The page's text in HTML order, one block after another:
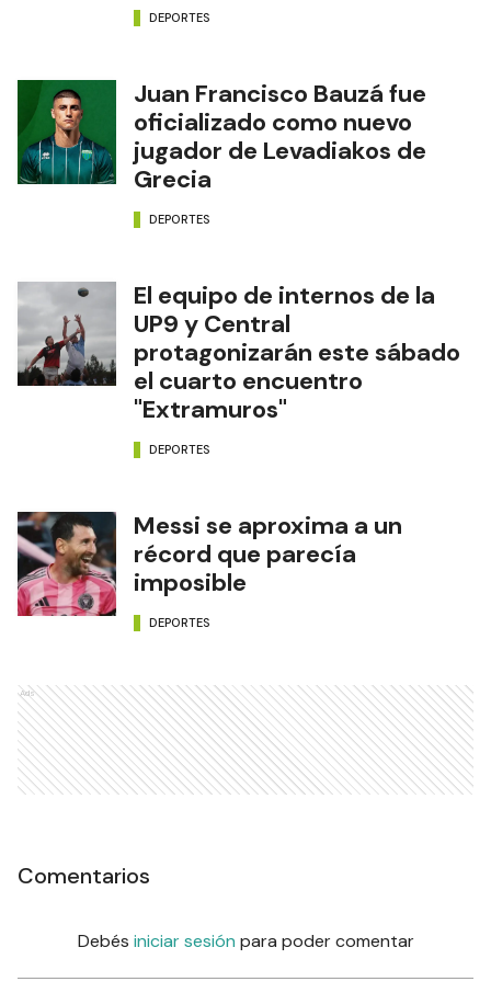
DEPORTES
Juan Francisco Bauzá fue
oficializado como nuevo
jugador de Levadiakos de
Grecia
DEPORTES
El equipo de internos de la
UP9 y Central
protagonizarán este sábado
el cuarto encuentro
"Extramuros"
DEPORTES
Messi se aproxima a un
récord que parecía
imposible
DEPORTES
Ads
Comentarios
Debés iniciar sesión para poder comentar